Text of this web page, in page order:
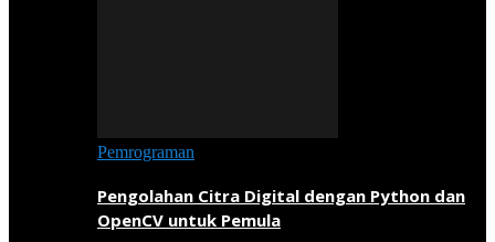
Pemrograman
Pengolahan Citra Digital dengan Python dan
OpenCV untuk Pemula